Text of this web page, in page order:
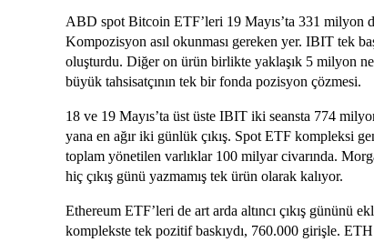
ABD spot Bitcoin ETF’leri 19 Mayıs’ta 331 milyon
Kompozisyon asıl okunması gereken yer. IBIT tek
oluşturdu. Diğer on ürün birlikte yaklaşık 5 milyon
büyük tahsisatçının tek bir fonda pozisyon çözmesi.
18 ve 19 Mayıs’ta üst üste IBIT iki seansta 774
yana en ağır iki günlük çıkış. Spot ETF kompleksi
toplam yönetilen varlıklar 100 milyar civarında.
hiç çıkış günü yazmamış tek ürün olarak kalıyor.
Ethereum ETF’leri de art arda altıncı çıkış gününü
komplekste tek pozitif baskıydı, 760.000 girişle.